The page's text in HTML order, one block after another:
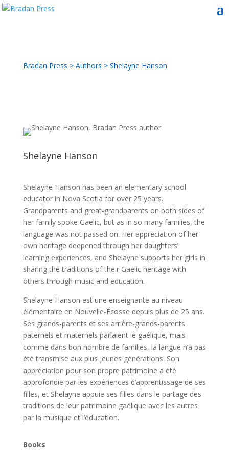
Bradan Press > Authors > Shelayne Hanson
Shelayne Hanson
Shelayne Hanson has been an elementary school
educator in Nova Scotia for over 25 years.
Grandparents and great-grandparents on both sides of
her family spoke Gaelic, but as in so many families, the
language was not passed on. Her appreciation of her
own heritage deepened through her daughters’
learning experiences, and Shelayne supports her girls in
sharing the traditions of their Gaelic heritage with
others through music and education.
Shelayne Hanson est une enseignante au niveau
élémentaire en Nouvelle-Écosse depuis plus de 25 ans.
Ses grands-parents et ses arrière-grands-parents
paternels et maternels parlaient le gaélique, mais
comme dans bon nombre de familles, la langue n’a pas
été transmise aux plus jeunes générations. Son
appréciation pour son propre patrimoine a été
approfondie par les expériences d’apprentissage de ses
filles, et Shelayne appuie ses filles dans le partage des
traditions de leur patrimoine gaélique avec les autres
par la musique et l’éducation.
Books